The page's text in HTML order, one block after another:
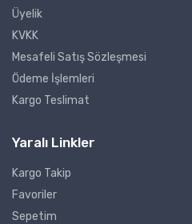
Üyelik
KVKK
Mesafeli Satış Sözleşmesi
Ödeme İşlemleri
Kargo Teslimat
Yaralı Linkler
Kargo Takip
Favoriler
Sepetim